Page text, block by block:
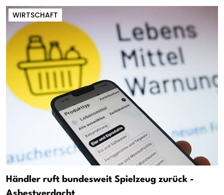
WIRTSCHAFT
Händler ruft bundesweit Spielzeug zurück -